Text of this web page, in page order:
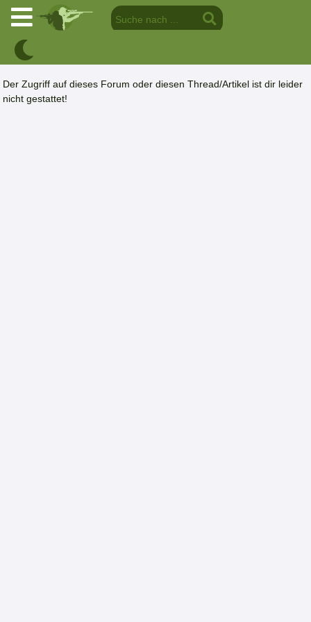
Der Zugriff auf dieses Forum oder diesen Thread/Artikel ist dir leider
nicht gestattet!